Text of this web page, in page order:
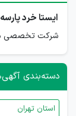
ایستا خرد پارسه
شرکت تخصصی در
دسته‌بندی
استان تهران